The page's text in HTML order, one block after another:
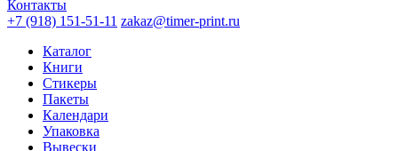
Контакты
+7 (918) 151-51-11 zakaz@timer-print.ru
Каталог
Книги
Стикеры
Пакеты
Календари
Упаковка
Вывески